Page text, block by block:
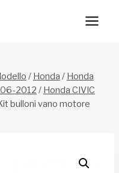
/ Honda / Honda
2012 / Honda CIVIC
bulloni vano motore